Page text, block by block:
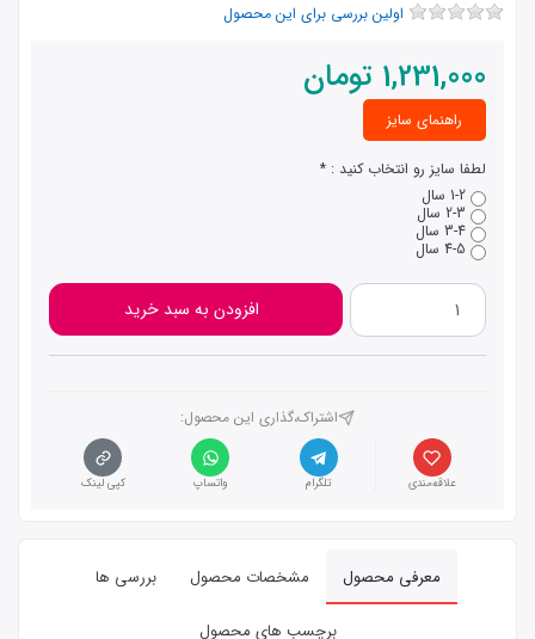
اولین بررسی برای این محصول
1,231,000 تومان
راهنمای سایز
لطفا سایز رو انتخاب کنید :
1-2 سال
2-3 سال
3-4 سال
4-5 سال
افزودن به سبد خرید
اشتراک،گذاری این محصول‌:
علاقه‌مندی تلگرام واتساپ کپی لینک
معرفی محصول مشخصات محصول بررسی ها
برچسب های محصول